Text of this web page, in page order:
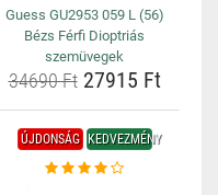
Guess GU2953 059 L (56)
Bézs Férfi Dioptriás
szemüvegek
34690 Ft27915 Ft
ÚJDONSÁG KEDVEZMÉNY